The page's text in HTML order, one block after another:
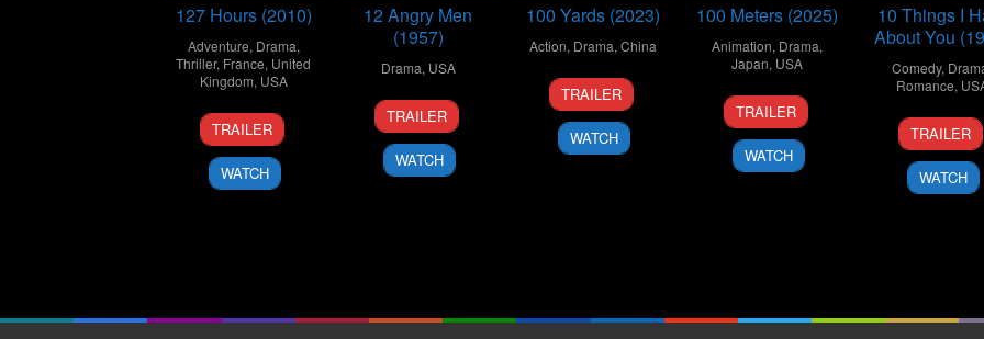
127 Hours (2010)
Adventure, Drama,
Thriller, France, United
Kingdom, USA
12
Nov
2010
Danny
Boyle
TRAILER
WATCH
12 Angry Men
(1957)
Drama, USA
10
Apr
1957
Don
Kranze
TRAILER
WATCH
100 Yards (2023)
Action, Drama, China
20
Sep
2024
Xu
Junfeng
TRAILER
WATCH
100 Meters (2025)
Animation, Drama,
Japan, USA
19
Sep
2025
Kenji
Iwaisawa
TRAILER
WATCH
10 Things I
About You
Comedy,
Romance,
30
Mar
1999
Gil
TRAILER
WATCH